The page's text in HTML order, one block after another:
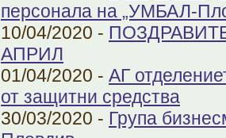
персонала на „УМБАЛ-
10/04/2020 -
АПРИЛ
01/04/2020 - АГ
от защитни средства
30/03/2020 - Група